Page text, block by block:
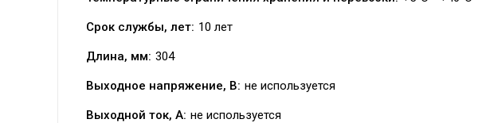
Срок службы, лет: 10 лет
Длина, мм: 304
Выходное напряжение, В: не используется
Выходной ток, А: не используется